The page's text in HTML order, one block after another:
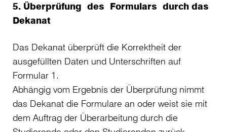
5. Überprüfung des Formulars durch das
Dekanat
Das Dekanat überprüft die Korrektheit der
ausgefüllten Daten und Unterschriften auf
Formular 1.
Abhängig vom Ergebnis der Überprüfung nimmt
das Dekanat die Formulare an oder weist sie mit
dem Auftrag der Überarbeitung durch die